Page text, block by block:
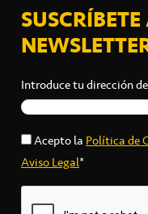
Introduce tu dirección
Acepto laPolítica de
Aviso Legal*